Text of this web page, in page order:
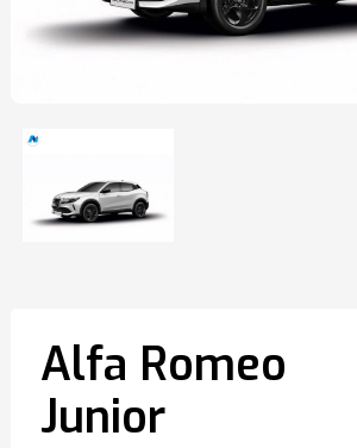
Alfa Romeo
Junior